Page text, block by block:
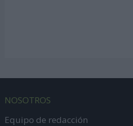
NOSOTROS
Equipo de redacción